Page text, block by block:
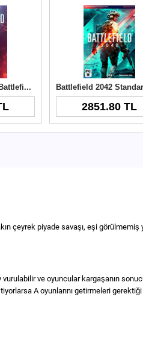
Battlefield 5 - 6000 Battlefield Currency Origin Key
2851.80 TL
çeyrek piyade savaşı, eşi
ve oyuncular kargaşanın
A oyunlarını getirmeleri gerektiği